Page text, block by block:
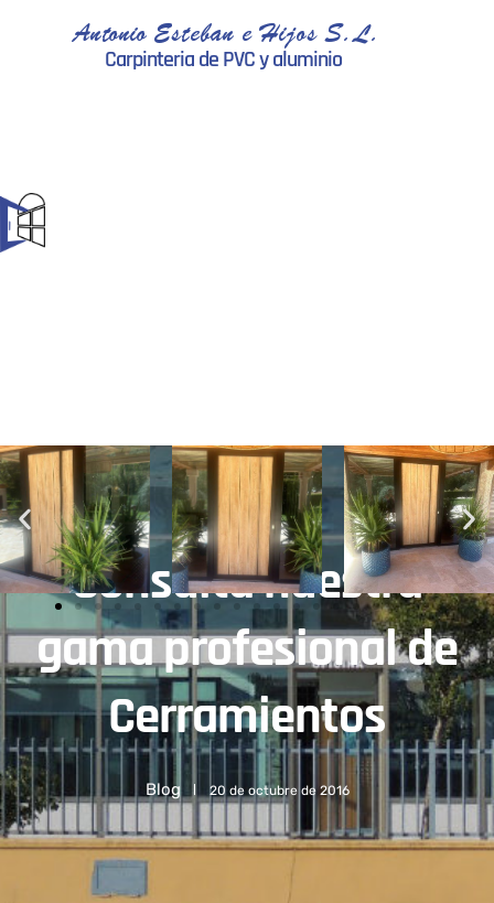
Antonio Esteban e Hijos S.L.
Carpinteria de PVC y aluminio
Consulta nuestra
gama profesional de
Cerramientos
Blog 20 de octubre de 2016